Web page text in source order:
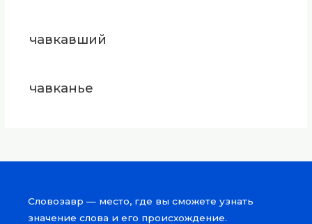
чавкавший
чавканье
Словозавр — место, где вы сможете узнать
значение слова и его происхождение.